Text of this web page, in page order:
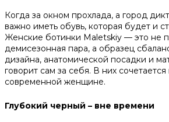
Когда за окном прохлада, а город
важно иметь обувь, которая будет и
Женские ботинки Maletskiy — это не
демисезонная пара, а образец
дизайна, анатомической посадки и
говорит сам за себя. В них
современной женщине.
Глубокий черный – вне времени